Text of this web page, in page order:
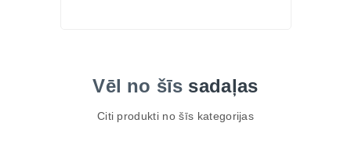
Vēl no šīs sadaļas
Citi produkti no šīs kategorijas